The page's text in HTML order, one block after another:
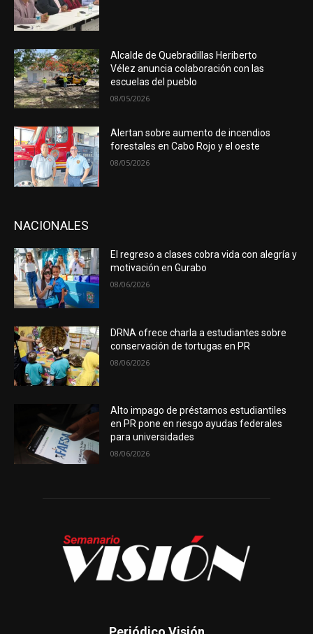
Alcalde de Quebradillas Heriberto
Vélez anuncia colaboración con las
escuelas del pueblo
08/05/2026
Alertan sobre aumento de incendios
forestales en Cabo Rojo y el oeste
08/05/2026
NACIONALES
El regreso a clases cobra vida con alegría y
motivación en Gurabo
08/06/2026
DRNA ofrece charla a estudiantes sobre
conservación de tortugas en PR
08/06/2026
Alto impago de préstamos estudiantiles
en PR pone en riesgo ayudas federales
para universidades
08/06/2026